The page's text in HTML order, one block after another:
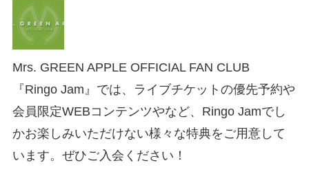
Mrs. GREEN APPLE OFFICIAL FAN CLUB
『Ringo Jam』では、ライブチケットの優先予約や
会員限定WEBコンテンツやなど、Ringo Jamでし
かお楽しみいただけない様々な特典をご用意して
います。ぜひご入会ください！